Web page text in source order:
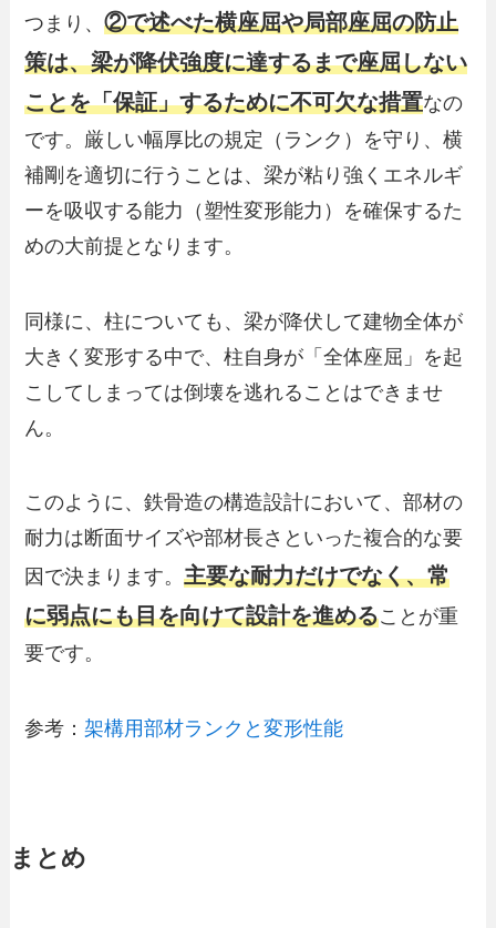
つまり、②で述べた横座屈や局部座屈の防止
策は、梁が降伏強度に達するまで座屈しない
ことを「保証」するために不可欠な措置なの
です。厳しい幅厚比の規定（ランク）を守り、横
補剛を適切に行うことは、梁が粘り強くエネルギ
ーを吸収する能力（塑性変形能力）を確保するた
めの大前提となります。
同様に、柱についても、梁が降伏して建物全体が
大きく変形する中で、柱自身が「全体座屈」を起
こしてしまっては倒壊を逃れることはできませ
ん。
このように、鉄骨造の構造設計において、部材の
耐力は断面サイズや部材長さといった複合的な要
因で決まります。主要な耐力だけでなく、常
に弱点にも目を向けて設計を進めることが重
要です。
参考：架構用部材ランクと変形性能
まとめ